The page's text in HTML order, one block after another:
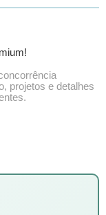
projetos e detalhes